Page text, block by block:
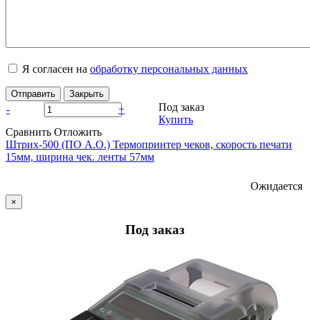
Я согласен на обработку персональных данных
Отправить Закрыть
- +
Под заказ
Купить
Сравнить Отложить
Штрих-500 (ПО А.О.) Термопринтер чеков, скорость печати
15мм, ширина чек. ленты 57мм
Ожидается
×
Под заказ